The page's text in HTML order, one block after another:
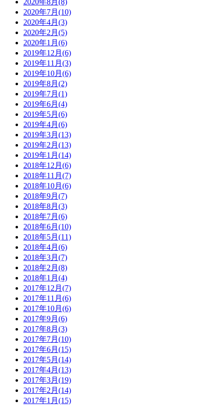
2020年8月(8)
2020年7月(10)
2020年4月(3)
2020年2月(5)
2020年1月(6)
2019年12月(6)
2019年11月(3)
2019年10月(6)
2019年8月(2)
2019年7月(1)
2019年6月(4)
2019年5月(6)
2019年4月(6)
2019年3月(13)
2019年2月(13)
2019年1月(14)
2018年12月(6)
2018年11月(7)
2018年10月(6)
2018年9月(7)
2018年8月(3)
2018年7月(6)
2018年6月(10)
2018年5月(11)
2018年4月(6)
2018年3月(7)
2018年2月(8)
2018年1月(4)
2017年12月(7)
2017年11月(6)
2017年10月(6)
2017年9月(6)
2017年8月(3)
2017年7月(10)
2017年6月(15)
2017年5月(14)
2017年4月(13)
2017年3月(19)
2017年2月(14)
2017年1月(15)